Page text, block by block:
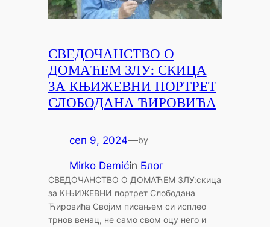
СВЕДОЧАНСТВО О
ДОМАЋЕМ ЗЛУ: СКИЦА
ЗА КЊИЖЕВНИ ПОРТРЕТ
СЛОБОДАНА ЋИРОВИЋА
сеп 9, 2024—by
Mirko Demićin Блог
СВЕДОЧАНСТВО О ДОМАЋЕМ ЗЛУ:скица
за КЊИЖЕВНИ портрет Слободана
Ћировића Својим писањем си исплео
трнов венац, не само свом оцу него и